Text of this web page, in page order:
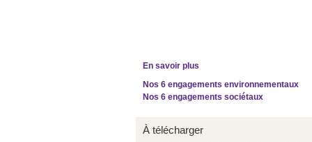
En savoir plus
Nos 6 engagements environnementaux
Nos 6 engagements sociétaux
À télécharger